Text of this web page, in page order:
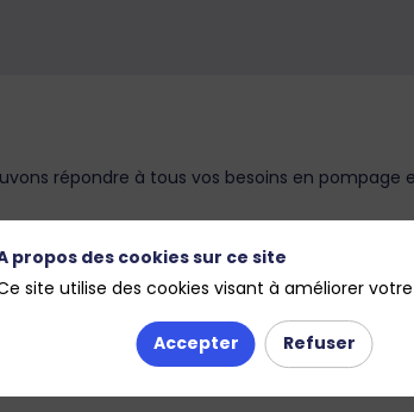
répondre à tous vos besoins en
propos des cookies sur ce site
site utilise des cookies visant à améliorer
Accepter Refuser